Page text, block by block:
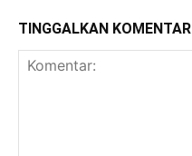
TINGGALKAN KOMENTAR